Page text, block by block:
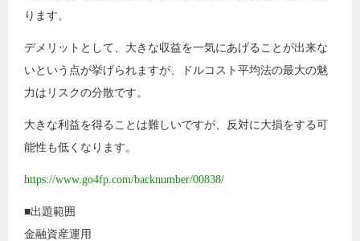
ります。
デメリットとして、大きな収益を一気にあげることが出来な
いという点が挙げられますが、ドルコスト平均法の最大の魅
力はリスクの分散です。
大きな利益を得ることは難しいですが、反対に大損をする可
能性も低くなります。
https://www.go4fp.com/backnumber/00838/
■出題範囲
金融資産運用